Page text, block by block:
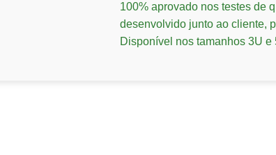
100% aprovado nos testes de
desenvolvido junto ao cliente,
Disponível nos tamanhos 3U e